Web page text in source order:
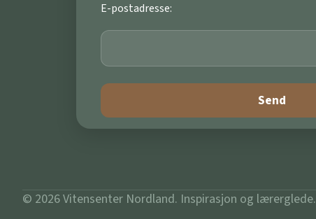
E-postadresse:
© 2026 Vitensenter Nordland. Inspirasjon og lærerglede.